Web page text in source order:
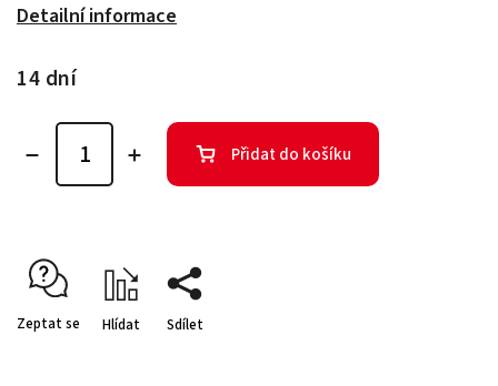
Detailní informace
14 dní
Přidat do košíku
Zeptat se Hlídat Sdílet